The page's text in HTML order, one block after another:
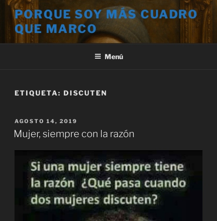
Saltar
contenido
PORQUE SOY MÁS CUADRO
QUE MARCO
Menú
ETIQUETA: DISCUTEN
PUBLICADO
EL
AGOSTO 14, 2019
Mujer, siempre con la razón